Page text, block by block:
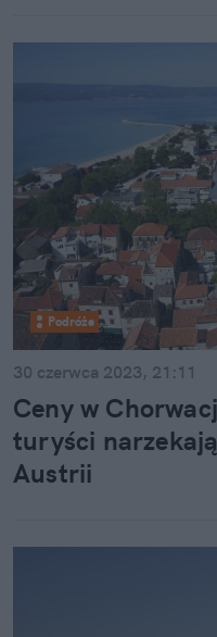
Podróże
30 czerwca 2023, 21:11
Ceny w
turyści
Austrii